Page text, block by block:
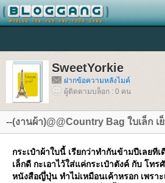
SweetYorkie
ฝากข้อความหลังไมค์
ผู้ติดตามบล็อก : 0 คน
--(งานผ้า)@@Country Bag ใบเล็ก เ
กระเป๋าผ้าใบนี้ เรียกว่าทำกันข้ามปีเลยที
เล็กดี กะเอาไว้ใส่แค่กระเป๋าตังค์ กับ โท
หนังสือญึ่ปุ่น ทำไม่เหมือนเค้าหรอก เพราะ